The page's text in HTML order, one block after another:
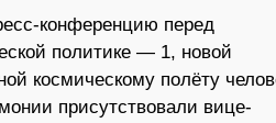
конференцию перед
политике — 1, новой
космическому полёту
присутствовали вице-